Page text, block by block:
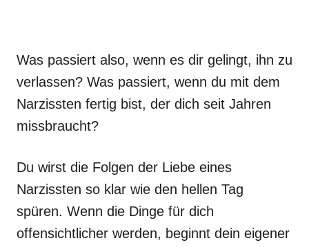
Was passiert also, wenn es dir gelingt, ihn zu
verlassen? Was passiert, wenn du mit dem
Narzissten fertig bist, der dich seit Jahren
missbraucht?
Du wirst die Folgen der Liebe eines
Narzissten so klar wie den hellen Tag
spüren. Wenn die Dinge für dich
offensichtlicher werden, beginnt dein eigener